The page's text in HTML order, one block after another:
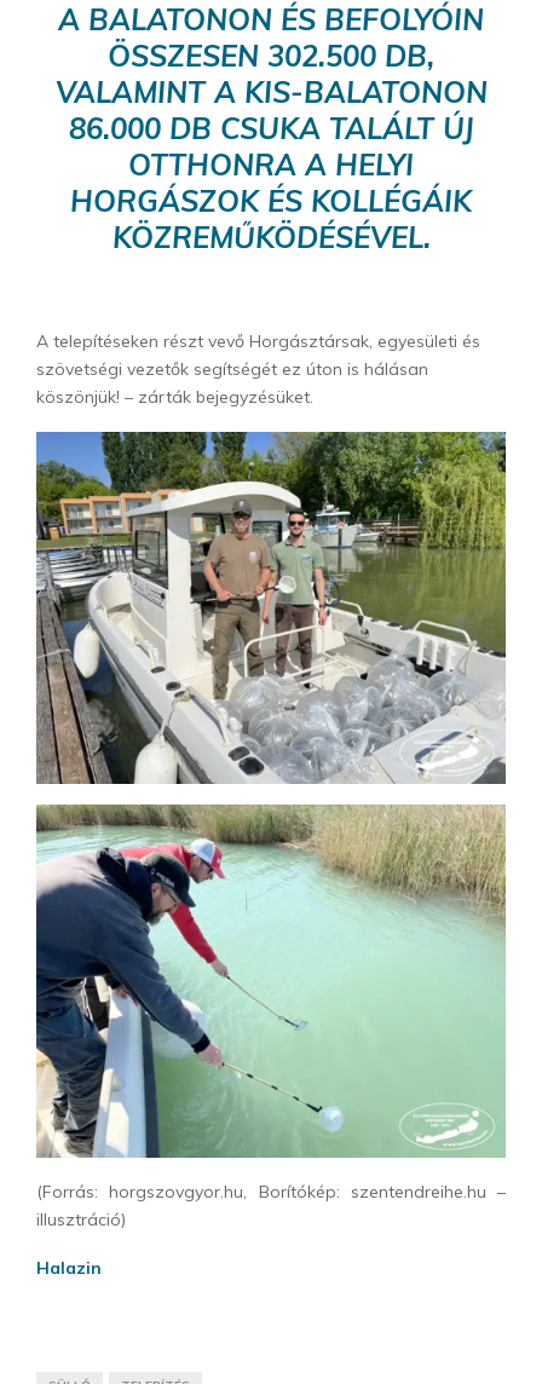
A BALATONON ÉS BEFOLYÓIN
ÖSSZESEN 302.500 DB,
VALAMINT A KIS-BALATONON
86.000 DB CSUKA TALÁLT ÚJ
OTTHONRA A HELYI
HORGÁSZOK ÉS KOLLÉGÁIK
KÖZREMŰKÖDÉSÉVEL.
A telepítéseken részt vevő Horgásztársak, egyesületi és
szövetségi vezetők segítségét ez úton is hálásan
köszönjük! – zárták bejegyzésüket.
(Forrás: horgszovgyor.hu, Borítókép: szentendreihe.hu –
illusztráció)
Halazin